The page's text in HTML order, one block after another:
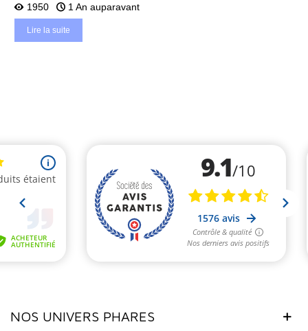
1950 1 An auparavant
Lire la suite
NOS UNIVERS PHARES